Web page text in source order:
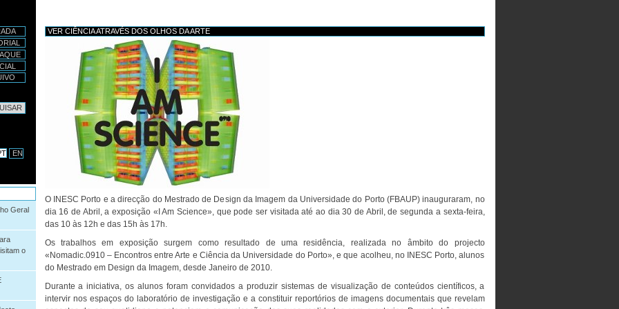
EN
Geral
o
VER CIÊNCIA ATRAVÉS DOS OLHOS DA ARTE
O INESC Porto e a direcção do Mestrado de Design da Imagem da Universidade do Porto (FBAUP) inauguraram, no
dia 16 de Abril, a exposição «I Am Science», que pode ser visitada até ao dia 30 de Abril, de segunda a sexta-feira,
das 10 às 12h e das 15h às 17h.
Os trabalhos em exposição surgem como resultado de uma residência, realizada no âmbito do projecto
«Nomadic.0910 – Encontros entre Arte e Ciência da Universidade do Porto», e que acolheu, no INESC Porto, alunos
do Mestrado em Design da Imagem, desde Janeiro de 2010.
Durante a iniciativa, os alunos foram convidados a produzir sistemas de visualização de conteúdos científicos, a
intervir nos espaços do laboratório de investigação e a constituir reportórios de imagens documentais que revelam